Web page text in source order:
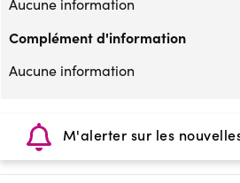
Aucune information
Complément d'information
Aucune information
M'alerter sur les